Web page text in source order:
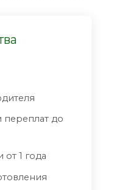
переплат до
от 1 года